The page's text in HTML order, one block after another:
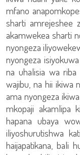
mfano
sharti amrejeshee
akamwekea sharti
nyongeza
nyongeza
na uhalisia wa
wajibu, na hii ikiwa
ama nyongeza
mkopaji akamlipa
hapana ubaya
iliyoshurutishwa
haijapatikana, bali